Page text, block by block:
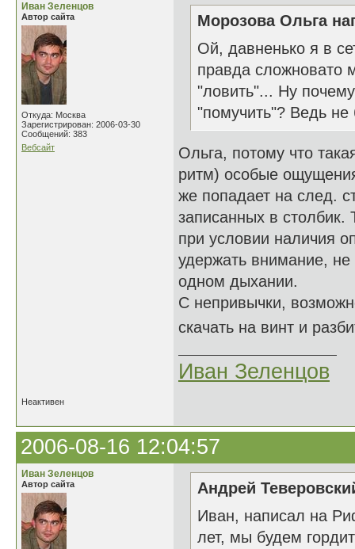
Иван Зеленцов
Автор сайта
Откуда: Москва
Зарегистрирован: 2006-03-30
Сообщений: 383
Вебсайт
Морозова Ольга
Ой, давненько я в
правда сложновато
"ловить"... Ну
"помучить"? Ведь не
Ольга, потому что
ритм) особые
же попадает на след.
записанных в
при условии наличия
удержать внимание, не
одном дыхании.
С непривычки,
скачать на винт и
Иван Зеленцов
Неактивен
2006-08-16 12:04:57
Иван Зеленцов
Автор сайта
Андрей
Иван, написал на
лет, мы будем